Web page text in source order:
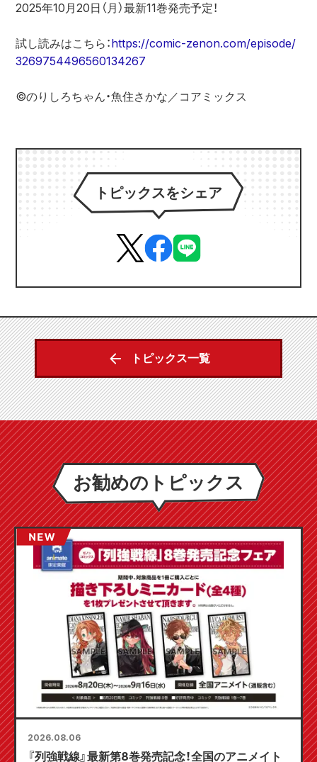
2025年10月20日（月）最新11巻発売予定！
試し読みはこちら：https://comic-zenon.com/episode/
3269754496560134267
©のりしろちゃん・魚住さかな／コアミックス
トピックスをシェア
トピックス一覧
お勧めのトピックス
2026.08.06
『列強戦線』最新第8巻発売記念！全国のアニメイト